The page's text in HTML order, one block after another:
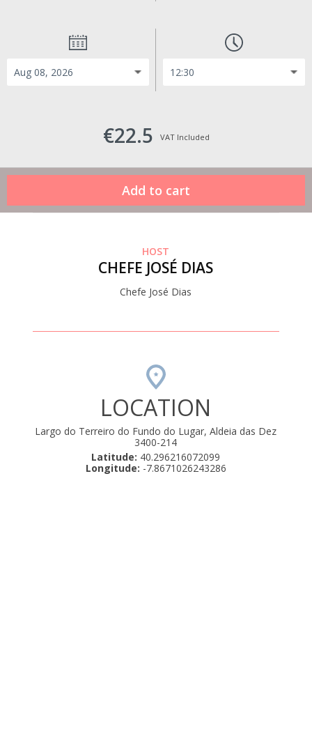
€22.5 VAT Included
HOST
CHEFE JOSÉ DIAS
Chefe José Dias
LOCATION
Largo do Terreiro do Fundo do Lugar, Aldeia das Dez
3400-214
Latitude: 40.296216072099
Longitude: -7.8671026243286